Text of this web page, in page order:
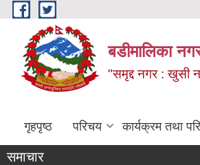
Skip to main content
बडीमालिका
"समृद्द नगर : खुसी
गृहपृष्ठ परिचय कार्यक्रम तथा
समाचार